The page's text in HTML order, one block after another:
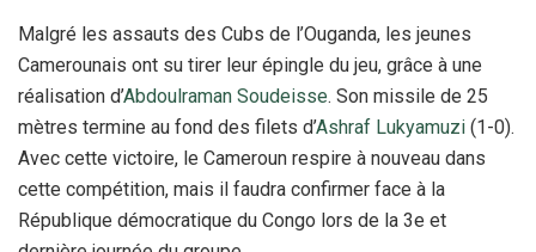
Malgré les assauts des Cubs de l’Ouganda, les jeunes
Camerounais ont su tirer leur épingle du jeu, grâce à une
réalisation d’Abdoulraman Soudeisse. Son missile de 25
mètres termine au fond des filets d’Ashraf Lukyamuzi (1-0).
Avec cette victoire, le Cameroun respire à nouveau dans
cette compétition, mais il faudra confirmer face à la
République démocratique du Congo lors de la 3e et